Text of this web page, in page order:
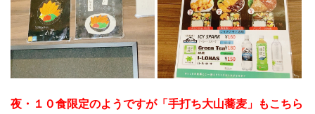
夜・１０食限定のようですが「手打ち大山蕎麦」もこちら